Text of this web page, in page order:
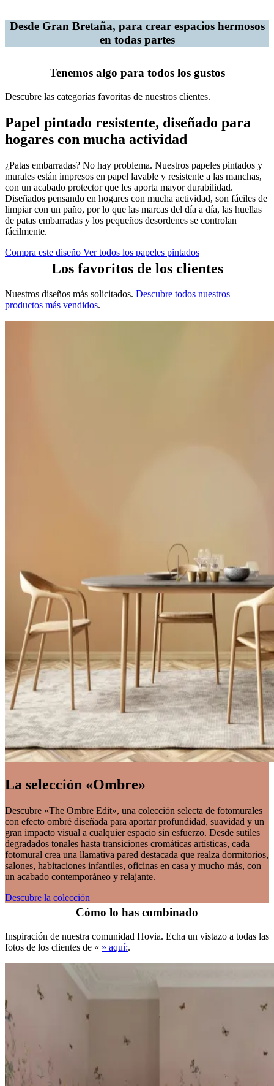
Desde Gran Bretaña, para crear espacios hermosos
en todas partes
Tenemos algo para todos los gustos
Descubre las categorías favoritas de nuestros clientes.
Papel pintado resistente, diseñado para
hogares con mucha actividad
¿Patas embarradas? No hay problema. Nuestros papeles pintados y
murales están impresos en papel lavable y resistente a las manchas,
con un acabado protector que les aporta mayor durabilidad.
Diseñados pensando en hogares con mucha actividad, son fáciles de
limpiar con un paño, por lo que las marcas del día a día, las huellas
de patas embarradas y los pequeños desordenes se controlan
fácilmente.
Compra este diseño Ver todos los papeles pintados
Los favoritos de los clientes
Nuestros diseños más solicitados. Descubre todos nuestros
productos más vendidos.
La selección «Ombre»
Descubre «The Ombre Edit», una colección selecta de fotomurales
con efecto ombré diseñada para aportar profundidad, suavidad y un
gran impacto visual a cualquier espacio sin esfuerzo. Desde sutiles
degradados tonales hasta transiciones cromáticas artísticas, cada
fotomural crea una llamativa pared destacada que realza dormitorios,
salones, habitaciones infantiles, oficinas en casa y mucho más, con
un acabado contemporáneo y relajante.
Descubre la colección
Cómo lo has combinado
Inspiración de nuestra comunidad Hovia. Echa un vistazo a todas las
fotos de los clientes de « » aquí:.